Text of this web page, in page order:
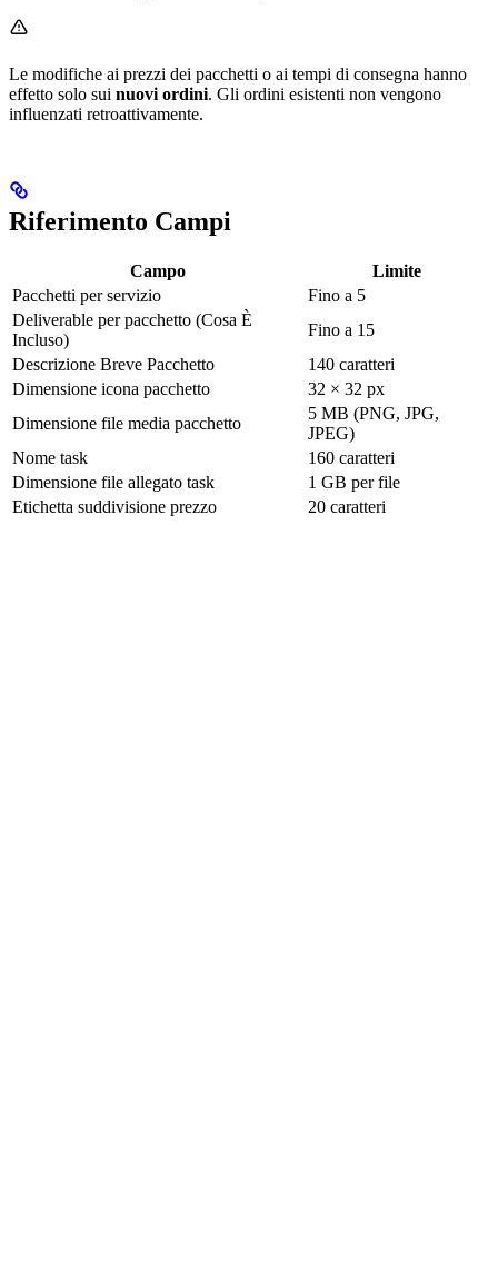
Le modifiche ai prezzi dei pacchetti o ai tempi di consegna hanno
effetto solo sui nuovi ordini. Gli ordini esistenti non vengono
influenzati retroattivamente.
Riferimento Campi
Campo
Limite
Pacchetti per servizio
Fino a 5
Deliverable per pacchetto (Cosa È
Incluso)
Fino a 15
Descrizione Breve Pacchetto
140 caratteri
Dimensione icona pacchetto
32 × 32 px
Dimensione file media pacchetto
5 MB (PNG, JPG,
JPEG)
Nome task
160 caratteri
Dimensione file allegato task
1 GB per file
Etichetta suddivisione prezzo
20 caratteri